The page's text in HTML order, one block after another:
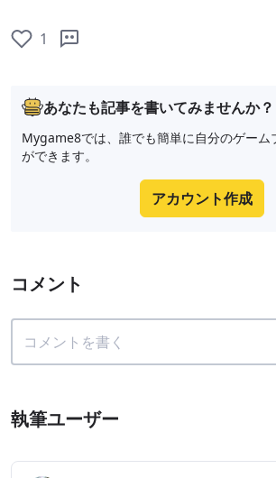
1
あなたも記事を書いてみませんか？
Mygame8では、誰でも簡単に自分のゲーム
ができます。
アカウント作成
コメント
執筆ユーザー